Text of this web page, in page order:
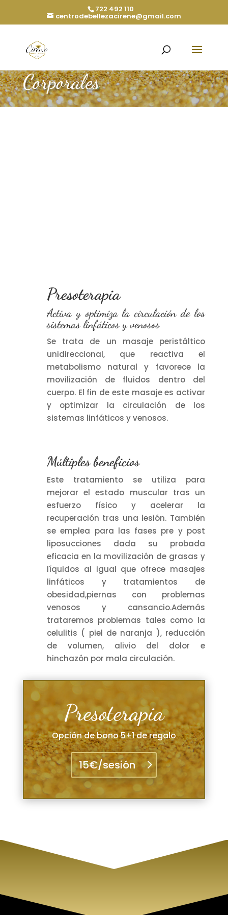
722 492 110
centrodebellezacirene@gmail.com
Corporales
Presoterapia
Activa y optimiza la circulación de los
sistemas linfáticos y venosos
Se trata de un masaje peristáltico
unidireccional, que reactiva el
metabolismo natural y favorece la
movilización de fluidos dentro del
cuerpo. El fin de este masaje es activar
y optimizar la circulación de los
sistemas linfáticos y venosos.
Múltiples beneficios
Este tratamiento se utiliza para
mejorar el estado muscular tras un
esfuerzo físico y acelerar la
recuperación tras una lesión. También
se emplea para las fases pre y post
liposucciones dada su probada
eficacia en la movilización de grasas y
líquidos al igual que ofrece masajes
linfáticos y tratamientos de
obesidad,piernas con problemas
venosos y cansancio.Además
trataremos problemas tales como la
celulitis ( piel de naranja ), reducción
de volumen, alivio del dolor e
hinchazón por mala circulación.
Presoterapia
Opción de bono 5+1 de regalo
15€/sesión